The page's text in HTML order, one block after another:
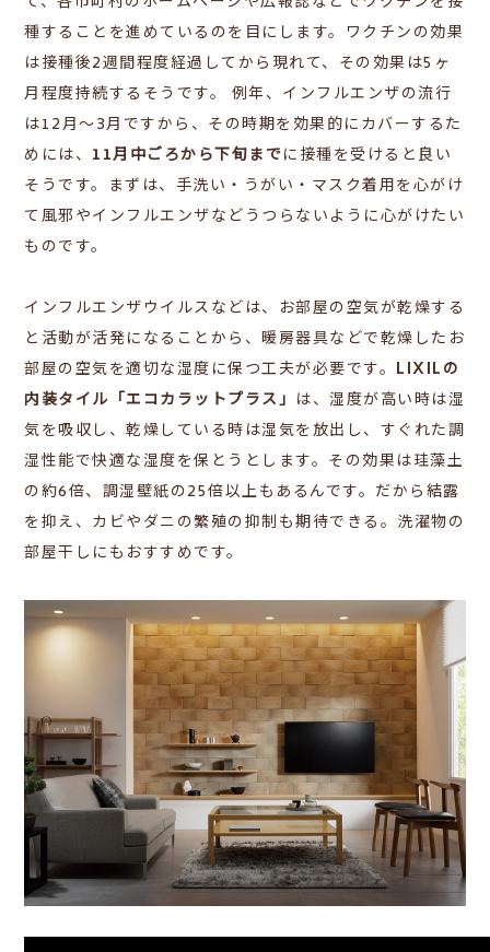
種することを進めているのを目にします。 ワクチンの効果
は接種後2週間程度経過してから現れて、その効果は5ヶ
月程度持続するそうです。 例年、インフルエンザの流行
は12月～3月ですから、その時期を効果的にカバーするた
めには、 11月中ごろから下旬までに接種を受けると良い
そうです。まずは、手洗い・うがい・マスク着用を心がけ
て風邪やインフルエンザなどうつらないように心がけたい
ものです。
インフルエンザウイルスなどは、お部屋の空気が乾燥する
と活動が活発になることから、暖房器具などで乾燥したお
部屋の空気を適切な湿度に保つ工夫が必要です。 LIXILの
内装タイル「エコカラットプラス」 は、湿度が高い時は湿
気を吸収し、乾燥している時は湿気を放出し、すぐれた調
湿性能で快適な湿度を保とうとします。その効果は珪藻土
の約6倍、調湿壁紙の25倍以上もあるんです。だから結露
を抑え、カビやダニの繁殖の抑制も期待できる。洗濯物の
部屋干しにもおすすめです。